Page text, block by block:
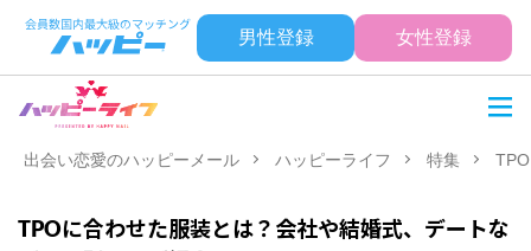
男性登録 女性登録
出会い恋愛のハッピーメール ハッピーライフ 特集
TPOに合わせた服装とは？会社や結婚式、デートな